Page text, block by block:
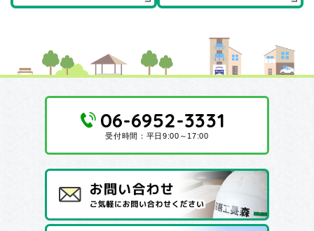
06-6952-3331
受付時間：平日9:00～17:00